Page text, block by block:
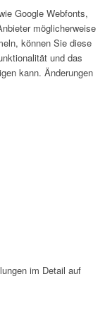
Google Webfonts,
möglicherweise
können Sie diese
und das
kann. Änderungen
im Detail auf